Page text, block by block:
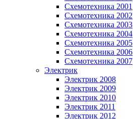
Схемотехника 2001
Схемотехника 2002
Схемотехника 2003
Схемотехника 2004
Схемотехника 2005
Схемотехника 2006
Схемотехника 2007
Электрик
Электрик 2008
Электрик 2009
Электрик 2010
Электрик 2011
Электрик 2012